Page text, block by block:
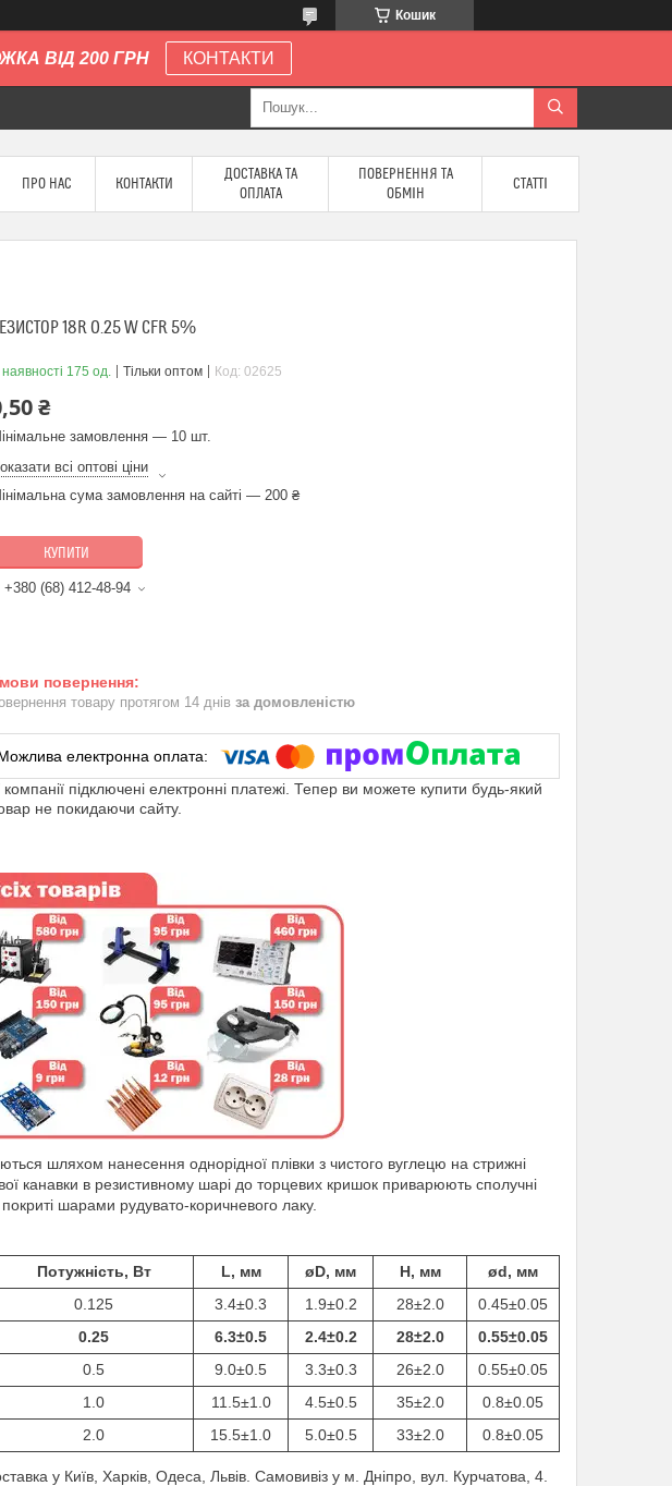
Кошик
ВІД 200 ГРН КОНТАКТИ
ПРО НАС КОНТАКТИ
ДОСТАВКА ТА
ОПЛАТА
ПОВЕРНЕННЯ ТА
ОБМІН
СТАТТІ
18R 0.25 W CFR 5%
наявності 175 од. Тільки оптом Код: 02625
₴
замовлення — 10 шт.
всі оптові ціни
сума замовлення на сайті — 200 ₴
КУПИТИ
+380 (68) 412-48-94
товару протягом 14 днів за домовленістю
підключені електронні платежі. Тепер ви можете купити будь-який
не покидаючи сайту.
шляхом нанесення однорідної плівки з чистого вуглецю на стрижні
канавки в резистивному шарі до торцевих кришок приварюють сполучні
шарами рудувато-коричневого лаку.
Потужність, Вт L, мм øD, мм H, мм
ød, мм
0.125
3.4±0.3 1.9±0.2 28±2.0
0.45±0.05
0.25
6.3±0.5 2.4±0.2 28±2.0
0.55±0.05
0.5
9.0±0.5 3.3±0.3 26±2.0
0.55±0.05
1.0
11.5±1.0 4.5±0.5 35±2.0
0.8±0.05
2.0
15.5±1.0 5.0±0.5 33±2.0 0.8±0.05
у Київ, Харків, Одеса, Львів. Самовивіз у м. Дніпро, вул. Курчатова, 4.